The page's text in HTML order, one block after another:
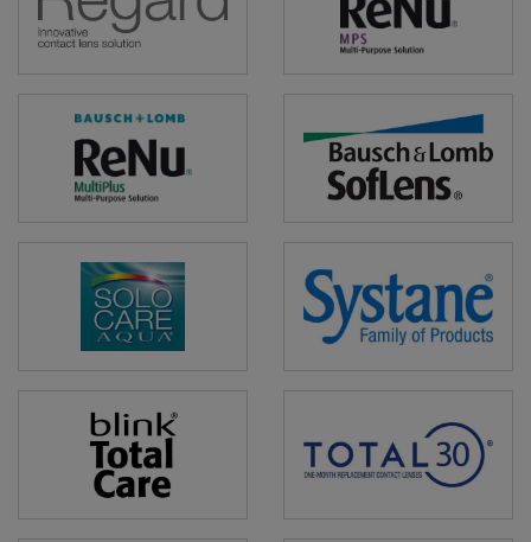
ReNu
MultiPlus
SofLens
SOLOCARE
Systane